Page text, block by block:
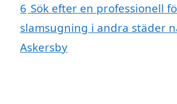
6 Sök efter en professionell
slamsugning i andra städer
Askersby